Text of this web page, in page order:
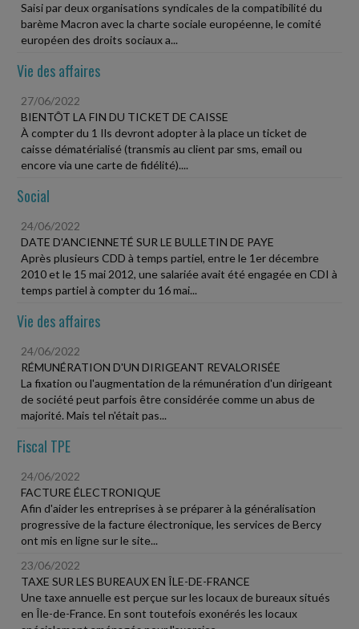
Saisi par deux organisations syndicales de la compatibilité du
barème Macron avec la charte sociale européenne, le comité
européen des droits sociaux a...
Vie des affaires
27/06/2022
BIENTÔT LA FIN DU TICKET DE CAISSE
À compter du 1 Ils devront adopter à la place un ticket de
caisse dématérialisé (transmis au client par sms, email ou
encore via une carte de fidélité)....
Social
24/06/2022
DATE D'ANCIENNETÉ SUR LE BULLETIN DE PAYE
Après plusieurs CDD à temps partiel, entre le 1er décembre
2010 et le 15 mai 2012, une salariée avait été engagée en CDI à
temps partiel à compter du 16 mai...
Vie des affaires
24/06/2022
RÉMUNÉRATION D'UN DIRIGEANT REVALORISÉE
La fixation ou l'augmentation de la rémunération d'un dirigeant
de société peut parfois être considérée comme un abus de
majorité. Mais tel n'était pas...
Fiscal TPE
24/06/2022
FACTURE ÉLECTRONIQUE
Afin d'aider les entreprises à se préparer à la généralisation
progressive de la facture électronique, les services de Bercy
ont mis en ligne sur le site...
23/06/2022
TAXE SUR LES BUREAUX EN ÎLE-DE-FRANCE
Une taxe annuelle est perçue sur les locaux de bureaux situés
en Île-de-France. En sont toutefois exonérés les locaux